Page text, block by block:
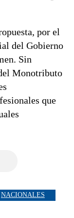
por el
del Gobierno
Sin
Monotributo
que
NACIONALES